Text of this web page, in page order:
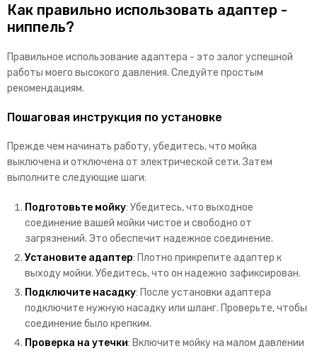
Как правильно использовать адаптер -
ниппель?
Правильное использование адаптера - это залог успешной
работы моего высокого давления. Следуйте простым
рекомендациям.
Пошаговая инструкция по установке
Прежде чем начинать работу, убедитесь, что мойка
выключена и отключена от электрической сети. Затем
выполните следующие шаги:
Подготовьте мойку: Убедитесь, что выходное
соединение вашей мойки чистое и свободно от
загрязнений. Это обеспечит надежное соединение.
Установите адаптер: Плотно прикрепите адаптер к
выходу мойки. Убедитесь, что он надежно зафиксирован.
Подключите насадку: После установки адаптера
подключите нужную насадку или шланг. Проверьте, чтобы
соединение было крепким.
Проверка на утечки: Включите мойку на малом давлении